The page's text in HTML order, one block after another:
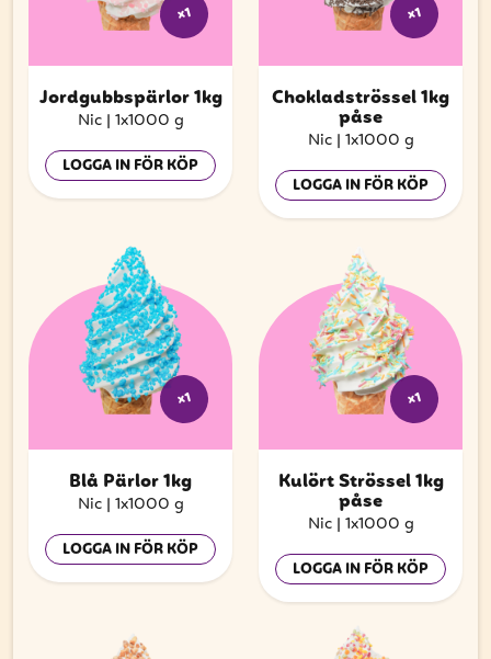
x1
Jordgubbspärlor 1kg
Nic | 1x1000 g
LOGGA IN FÖR KÖP
x1
Chokladströssel 1kg
påse
Nic | 1x1000 g
LOGGA IN FÖR KÖP
x1
Blå Pärlor 1kg
Nic | 1x1000 g
LOGGA IN FÖR KÖP
x1
Kulört Strössel 1kg
påse
Nic | 1x1000 g
LOGGA IN FÖR KÖP